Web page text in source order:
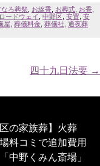
なろ葬祭 お線香 お葬式 お香
ードウェイ 中野区 安置 安
屋 葬儀料金 葬儀社 通夜葬
四十九日法要 →
区の家族葬】火葬
料コミで追加費用
中野くみん斎場」